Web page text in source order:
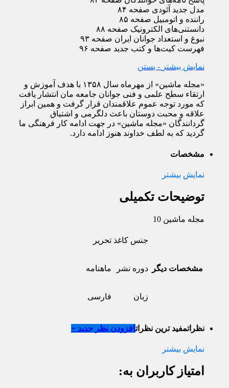
مدل جدید آئودی صفحه ۸۴
راننده و اتومبیل صفحه ۸۵
دانستنی‌های الکترونیک صفحه ۸۸
نبوغ و استعداد جوانان ایران صفحه ۹۳
فهرست کیت‌ها و کتب جدید صفحه ۹۶
نمایش بیشتر - بستن
«مجله ماشین» از مهرماه سال ۱۳۵۸ با هدف آموزش و
ارتقاء سطح علمی و فنی جوانان جامعه مان انتشار یافت
که مورد توجه عموم علاقمندان قرار گرفت و همین ابراز
علاقه و محبت دوستان باعث دلگرمی و اشتیاق
گردانندگان «مجله ماشین» در جهت ادامه کار فرهنگی ما
گردید که به لطف خداوند هنوز ادامه دارد.
مشخصات
نمایش بیشتر
توضیحات تکمیلی
مجله ماشین 10
مشخصات دیگر
جنس کاغذ تحریر
دوره نشر ماهنامه
زبان فارسی
نظراتمفید ترین نظراتافزودن نظر جدید +
نمایش بیشتر
امتیاز کاربران به: